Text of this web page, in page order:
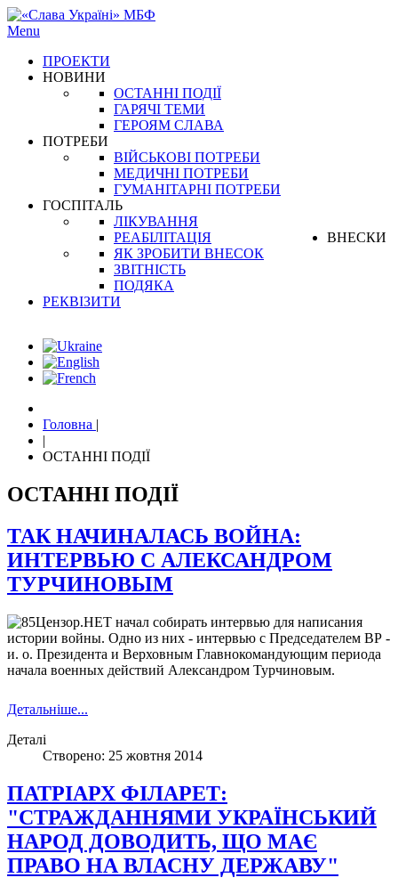
Menu
ПРОЕКТИ
НОВИНИ
ОСТАННІ ПОДІЇ
ГАРЯЧІ ТЕМИ
ГЕРОЯМ СЛАВА
ПОТРЕБИ
ВІЙСЬКОВІ ПОТРЕБИ
МЕДИЧНІ ПОТРЕБИ
ГУМАНІТАРНІ ПОТРЕБИ
ГОСПІТАЛЬ
ЛІКУВАННЯ
РЕАБІЛІТАЦІЯ
ВНЕСКИ
ЯК ЗРОБИТИ ВНЕСОК
ЗВІТНІСТЬ
ПОДЯКА
РЕКВІЗИТИ
Головна |
|
ОСТАННІ ПОДІЇ
ОСТАННІ ПОДІЇ
ТАК НАЧИНАЛАСЬ ВОЙНА:
ИНТЕРВЬЮ С АЛЕКСАНДРОМ
ТУРЧИНОВЫМ
Цензор.НЕТ начал собирать интервью для написания
истории войны. Одно из них - интервью с Председателем ВР -
и. о. Президента и Верховным Главнокомандующим периода
начала военных действий Александром Турчиновым.
Источник:
Источник:
Детальніше...
Деталі
Створено: 25 жовтня 2014
ПАТРІАРХ ФІЛАРЕТ:
"СТРАЖДАННЯМИ УКРАЇНСЬКИЙ
НАРОД ДОВОДИТЬ, ЩО МАЄ
ПРАВО НА ВЛАСНУ ДЕРЖАВУ"